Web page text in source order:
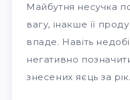
Майбутня несучка
вагу, інакше її
впаде. Навіть
негативно
знесених яєць за рік.